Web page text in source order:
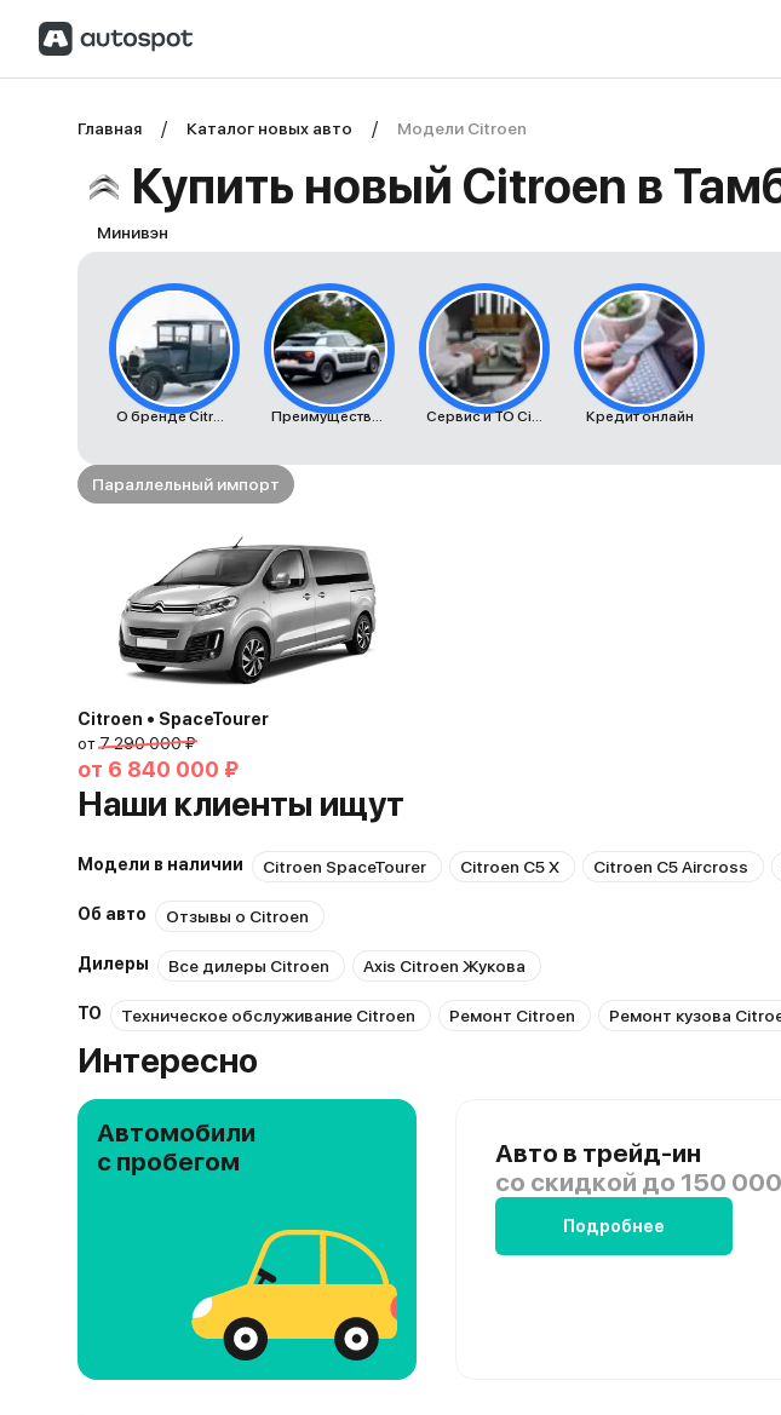
Главная Каталог новых авто Модели Citroen
Купить новый Citroen в
Минивэн
О бренде Citroen Преимущества автомобилей Citroen Сервис и ТО Citroen Кредит онлайн
Параллельный импорт
Citroen • SpaceTourer
от7 290 000 ₽
от 6 840 000 ₽
Наши клиенты ищут
Модели в наличии Citroen SpaceTourer Citroen C5 X Citroen C5 Aircross
Об авто Отзывы о Citroen
Дилеры Все дилеры Citroen Axis Citroen Жукова
ТО Техническое обслуживание Citroen Ремонт Citroen Ремонт кузова
Интересно
Автомобили
с пробегом
Авто в трейд-ин
со скидкой до 150
Подробнее